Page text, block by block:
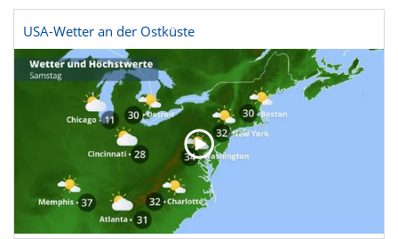
USA-Wetter an der Ostküste